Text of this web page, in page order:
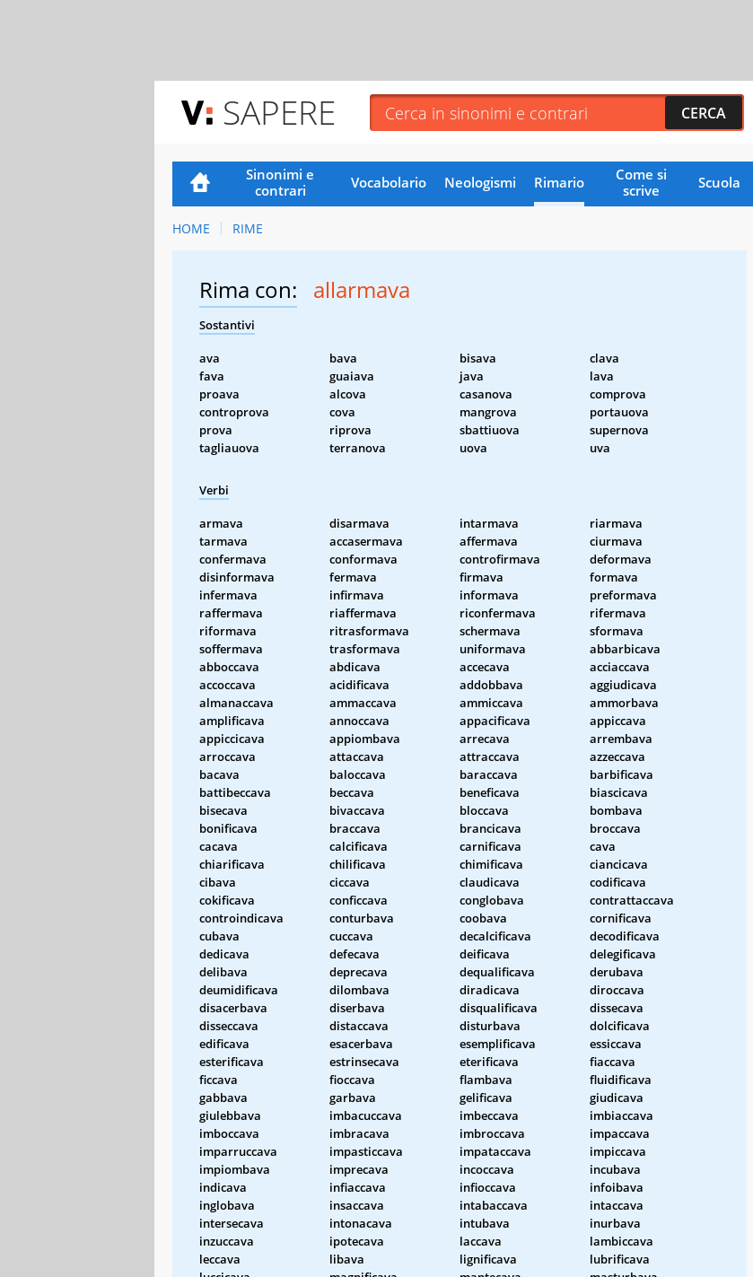
SAPERE
Sinonimi e
contrari
Vocabolario Neologismi Rimario
Come si
scrive
Scuola
HOME RIME
Rima con: allarmava
Sostantivi
ava bava bisava
clava
fava
guaiava java
lava
proava
alcova casanova
comprova
controprova
cova mangrova
portauova
prova
riprova sbattiuova
supernova
tagliauova
terranova uova uva
Verbi
armava disarmava intarmava
riarmava
tarmava
accasermava affermava
ciurmava
confermava
conformava controfirmava
deformava
disinformava
fermava firmava
formava
infermava
infirmava informava
preformava
raffermava
riaffermava riconfermava
rifermava
riformava
ritrasformava schermava
sformava
soffermava
trasformava uniformava
abbarbicava
abboccava
abdicava accecava
acciaccava
accoccava
acidificava addobbava
aggiudicava
almanaccava
ammaccava ammiccava
ammorbava
amplificava
annoccava appacificava
appiccava
appiccicava
appiombava arrecava
arrembava
arroccava
attaccava attraccava
azzeccava
bacava
baloccava baraccava
barbificava
battibeccava
beccava beneficava
biascicava
bisecava
bivaccava bloccava
bombava
bonificava
braccava brancicava
broccava
cacava
calcificava carnificava
cava
chiarificava
chilificava chimificava
ciancicava
cibava
ciccava claudicava
codificava
cokificava
conficcava conglobava
contrattaccava
controindicava
conturbava coobava
cornificava
cubava
cuccava decalcificava
decodificava
dedicava
defecava deificava
delegificava
delibava
deprecava dequalificava
derubava
deumidificava
dilombava diradicava
diroccava
disacerbava
diserbava disqualificava
dissecava
disseccava
distaccava disturbava
dolcificava
edificava
esacerbava esemplificava
essiccava
esterificava
estrinsecava eterificava
fiaccava
ficcava
fioccava flambava
fluidificava
gabbava
garbava gelificava
giudicava
giulebbava
imbacuccava imbeccava
imbiaccava
imboccava
imbracava imbroccava
impaccava
imparruccava
impasticcava impataccava
impiccava
impiombava
imprecava incoccava
incubava
indicava
infiaccava infioccava
infoibava
inglobava
insaccava intabaccava
intaccava
intersecava
intonacava intubava
inurbava
inzuccava
ipotecava laccava
lambiccava
leccava
libava lignificava
lubrificava